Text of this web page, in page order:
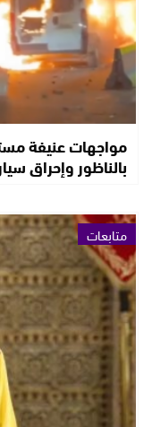
مواجهات عنيفة
بالناظور وإحراق
متابعات